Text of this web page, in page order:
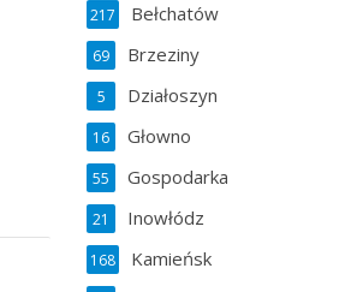
Bełchatów
217
Brzeziny
69
Działoszyn
5
Głowno
16
Gospodarka
55
Inowłódz
21
Kamieńsk
168